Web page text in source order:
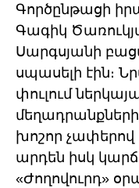
Գործընթացի
Գագիկ
Սարգսյանի
սպասելի էին։
փուլում
խոշոր չափերով
արդեն իսկ
«Ժողովուրդ»